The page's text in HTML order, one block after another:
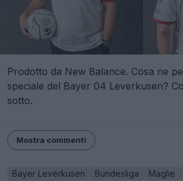
Prodotto da New Balance. Cosa ne
speciale del Bayer 04 Leverkusen?
sotto.
Mostra commenti
Bayer Leverkusen Bundesliga Maglie